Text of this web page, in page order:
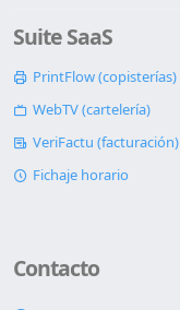
Suite SaaS
PrintFlow (copisterías)
WebTV (cartelería)
VeriFactu (facturación)
Fichaje horario
Contacto